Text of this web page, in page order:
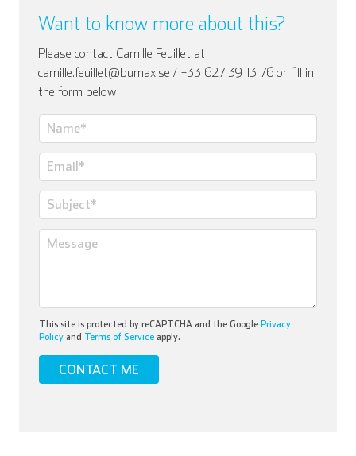
Want to know more about this?
Please contact Camille Feuillet at
camille.feuillet@bumax.se / +33 627 39 13 76 or fill in
the form below
This site is protected by reCAPTCHA and the Google Privacy
Policy and Terms of Service apply.